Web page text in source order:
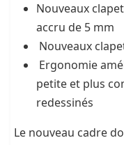
Nouveaux
accru de 5 mm
Nouveaux
Ergonomie
petite et plus
redessinés
Le nouveau cadre